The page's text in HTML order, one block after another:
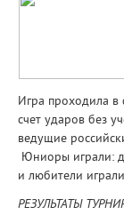
Игра проходила в
счет ударов без
ведущие
Юниоры играли:
и любители
РЕЗУЛЬТАТЫ